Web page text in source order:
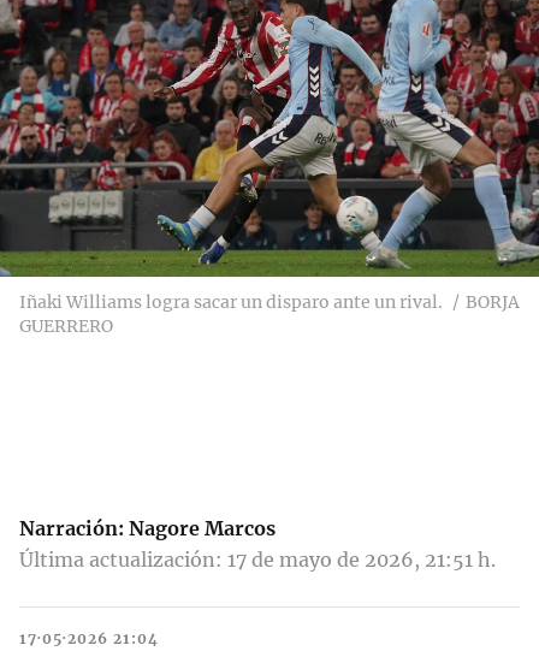
Iñaki Williams logra sacar un disparo ante un rival.
BORJA
GUERRERO
Narración: Nagore Marcos
Última actualización: 17 de mayo de 2026, 21:51 h.
17·05·2026 21:04